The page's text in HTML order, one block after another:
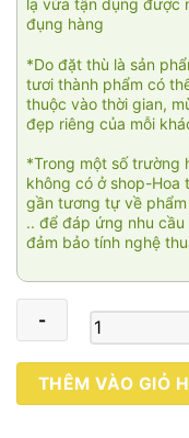
lạ vừa tận dụng được
đụng hàng
*Do đặt thù là sản
tươi thành phẩm có
thuộc vào thời gian,
đẹp riêng của mỗi
*Trong một số trường
không có ở shop-Hoa
gần tương tự về
.. để đáp ứng nhu
đảm bảo tính nghệ
Cung
hỷ
THÊM VÀO GIỎ